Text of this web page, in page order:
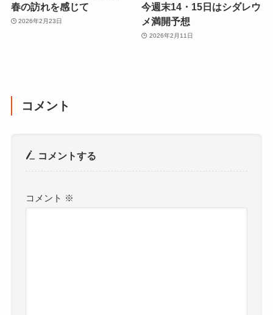
春の訪れを感じて
2026年2月23日
今週末14・15日はシダレウ
メ満開予想
2026年2月11日
コメント
コメントする
コメント ※